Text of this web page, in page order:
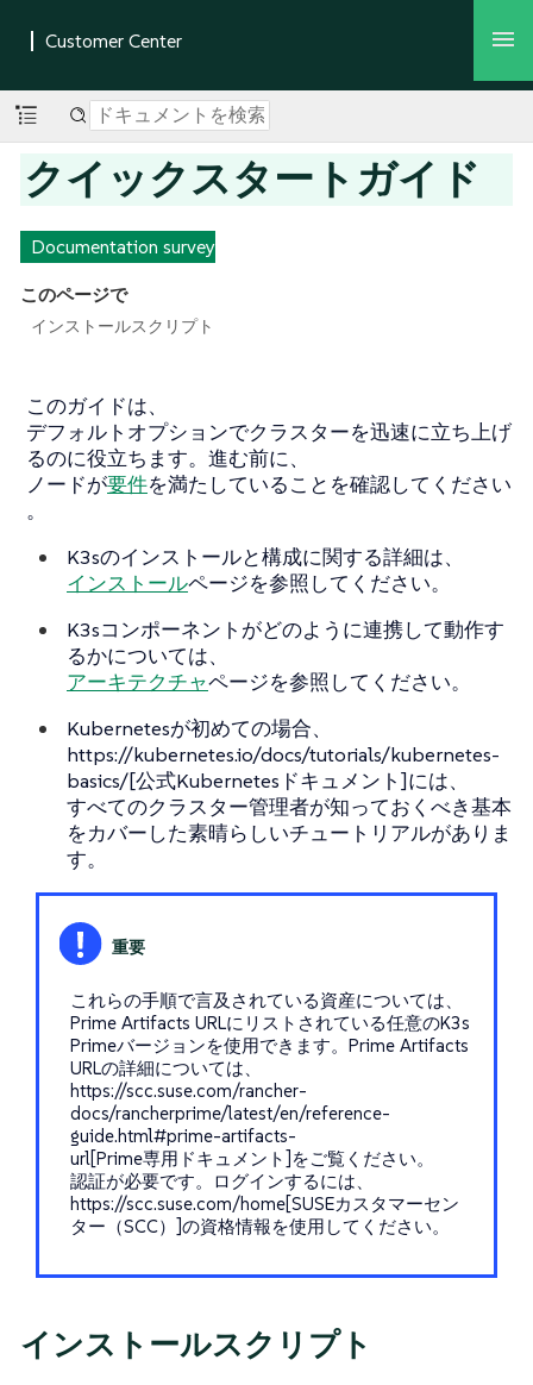
クイックスタートガイド
Documentation survey
このページで
インストールスクリプト
このガイドは、
デフォルトオプションでクラスターを迅速に立ち上げ
るのに役立ちます。進む前に、
ノードが要件を満たしていることを確認してください
。
K3sのインストールと構成に関する詳細は、
インストールページを参照してください。
K3sコンポーネントがどのように連携して動作す
るかについては、
アーキテクチャページを参照してください。
Kubernetesが初めての場合、
https://kubernetes.io/docs/tutorials/kubernetes-
basics/[公式Kubernetesドキュメント]には、
すべてのクラスター管理者が知っておくべき基本
をカバーした素晴らしいチュートリアルがありま
す。
これらの手順で言及されている資産については、
Prime Artifacts URLにリストされている任意のK3s
Primeバージョンを使用できます。Prime Artifacts
URLの詳細については、
https://scc.suse.com/rancher-
docs/rancherprime/latest/en/reference-
guide.html#prime-artifacts-
url[Prime専用ドキュメント]をご覧ください。
認証が必要です。ログインするには、
https://scc.suse.com/home[SUSEカスタマーセン
ター（SCC）]の資格情報を使用してください。
インストールスクリプト